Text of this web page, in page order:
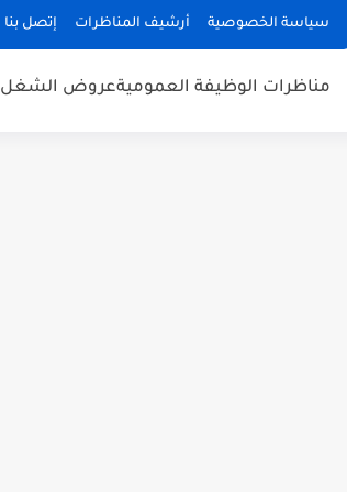
سياسة الخصوصية أرشيف المناظرات إتصل بنا
مناظرات الوظيفة العموميةعروض الشغل